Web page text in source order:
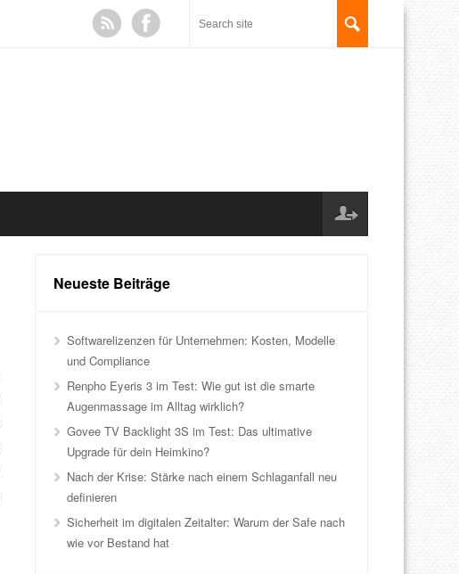
Neueste Beiträge
Softwarelizenzen für Unternehmen: Kosten, Modelle
und Compliance
Renpho Eyeris 3 im Test: Wie gut ist die smarte
Augenmassage im Alltag wirklich?
Govee TV Backlight 3S im Test: Das ultimative
Upgrade für dein Heimkino?
Nach der Krise: Stärke nach einem Schlaganfall neu
definieren
Sicherheit im digitalen Zeitalter: Warum der Safe nach
wie vor Bestand hat